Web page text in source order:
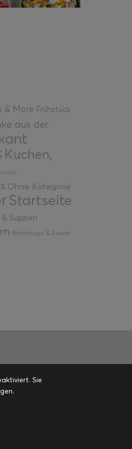
& More Frühstück
aus der
Kuchen,
Ohne Kategorie
Startseite
Suppen
Workshops & Events
Sie